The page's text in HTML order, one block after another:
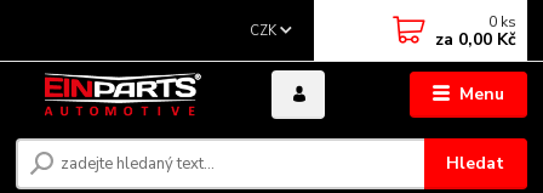
Menu
CZK
Hledat
0 ks
za 0,00 Kč